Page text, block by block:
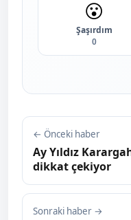
😮
Şaşırdım
0
← Önceki haber
Ay Yıldız
dikkat çekiyor
Sonraki haber →